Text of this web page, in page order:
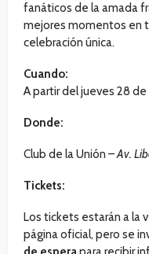
fanáticos de la amada
mejores momentos en
celebración única.
Cuando:
A partir del jueves 28
Donde:
Club de la Unión –Av.
Tickets:
Los tickets estarán a la
página oficial, pero se